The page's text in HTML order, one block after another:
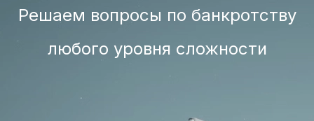
Решаем вопросы по банкротству
любого уровня сложности